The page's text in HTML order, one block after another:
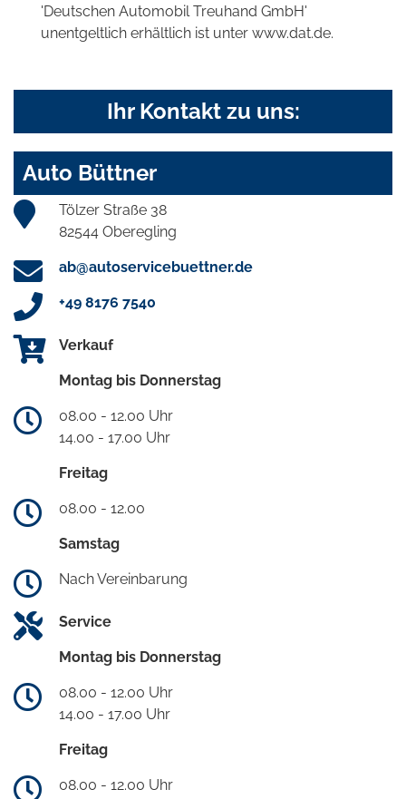
'Deutschen Automobil Treuhand GmbH'
unentgeltlich erhältlich ist unter www.dat.de.
Ihr Kontakt zu uns:
Auto Büttner
Tölzer Straße 38
82544 Oberegling
ab@autoservicebuettner.de
+49 8176 7540
Verkauf
Montag bis Donnerstag
08.00 - 12.00 Uhr
14.00 - 17.00 Uhr
Freitag
08.00 - 12.00
Samstag
Nach Vereinbarung
Service
Montag bis Donnerstag
08.00 - 12.00 Uhr
14.00 - 17.00 Uhr
Freitag
08.00 - 12.00 Uhr